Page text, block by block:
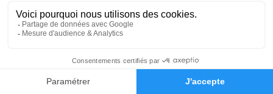
Faire-part Hommages
lundi 28 novembre 2022 à 16h30
Crématorium de Montreuil-Juigné
Avenue des Poiriers